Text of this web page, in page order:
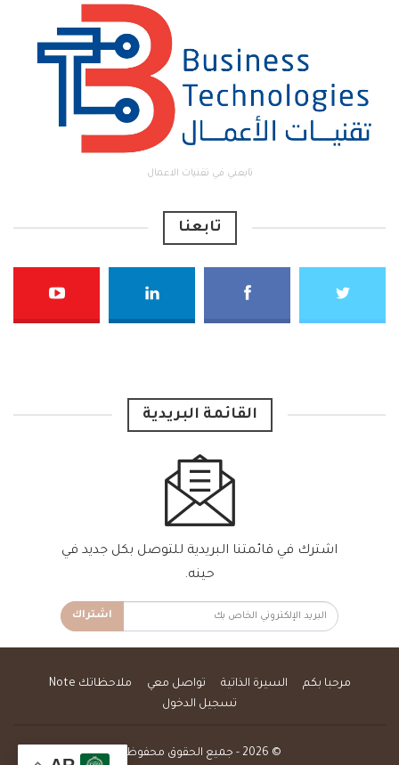
تابعني في تقنيات الاعمال
تابعنا
القائمة البريدية
اشترك في قائمتنا البريدية للتوصل بكل جديد في
حينه.
اشتراك
مرحبا بكم السيرة الذاتية تواصل معي
ملاحظاتك Note
تسجيل الدخول
© 2026 - جميع الحقوق محفوظة.